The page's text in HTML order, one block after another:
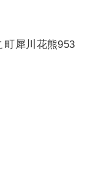
町犀川花熊953